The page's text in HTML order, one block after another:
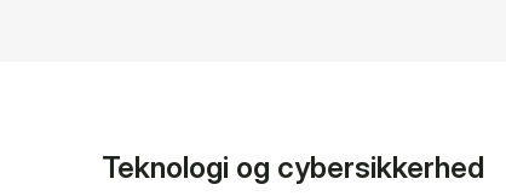
Teknologi og cybersikkerhed